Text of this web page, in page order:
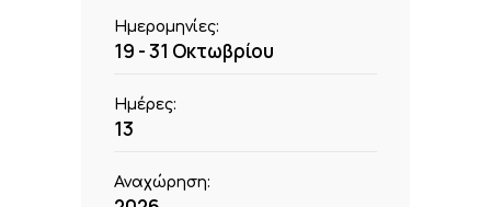
Ημερομηνίες:
19 - 31 Οκτωβρίου
Ημέρες:
13
Αναχώρηση: